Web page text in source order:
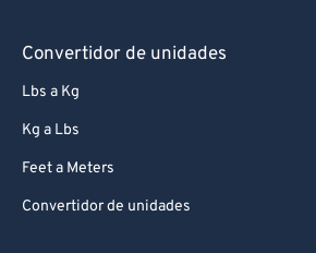
Convertidor de unidades
Lbs a Kg
Kg a Lbs
Feet a Meters
Convertidor de unidades